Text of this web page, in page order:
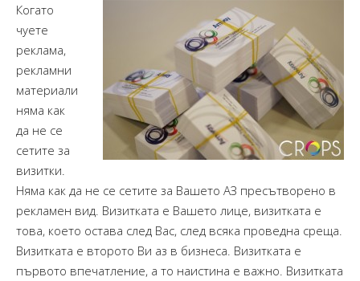
Когато
чуете
реклама,
рекламни
материали
няма как
да не се
сетите за
визитки.
Няма как да не се сетите за Вашето АЗ пресътворено в
рекламен вид. Визитката е Вашето лице, визитката е
това, което остава след Вас, след всяка проведна среща.
Визитката е второто Ви аз в бизнеса. Визитката е
първото впечатление, а то наистина е важно. Визитката